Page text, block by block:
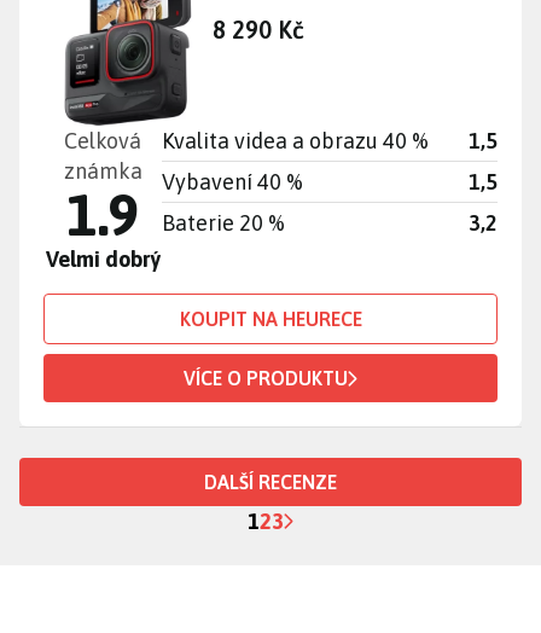
8 290 Kč
Kvalita videa a obrazu 40 %
1,5
Vybavení 40 %
1,5
Baterie 20 %
3,2
Celková
známka
1.9
Velmi dobrý
KOUPIT NA HEURECE
VÍCE O PRODUKTU
DALŠÍ RECENZE
123